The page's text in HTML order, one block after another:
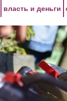
власть и деньги